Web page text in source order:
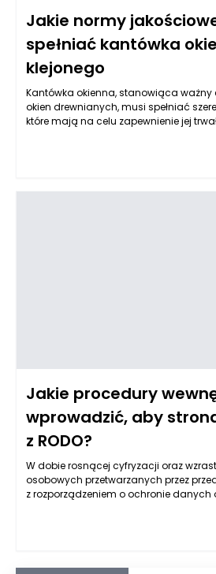
Jakie normy
spełniać kantówka
klejonego
Kantówka okienna, stanowiąca ważny
okien drewnianych, musi spełniać
które mają na celu zapewnienie jej
środowiska. Drewno klejone powinno
Jakie procedury
wprowadzić, aby
z RODO?
W dobie rosnącej cyfryzacji oraz
osobowych przetwarzanych przez
z rozporządzeniem o ochronie danych